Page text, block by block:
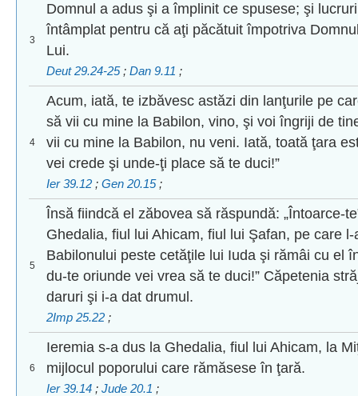
3
Domnul a adus şi a împlinit ce spusese; şi
întâmplat pentru că aţi păcătuit împotriva
Lui.
Deut 29.24-25 ; Dan 9.11 ;
4
Acum, iată, te izbăvesc astăzi din lanţurile pe
să vii cu mine la Babilon, vino, şi voi îngriji de
vii cu mine la Babilon, nu veni. Iată, toată ţara
vei crede şi unde-ţi place să te duci!”
Ier 39.12 ; Gen 20.15 ;
5
Însă fiindcă el zăbovea să răspundă: „Întoarce-
Ghedalia, fiul lui Ahicam, fiul lui Şafan, pe care
Babilonului peste cetăţile lui Iuda şi rămâi cu el
du-te oriunde vei vrea să te duci!” Căpetenia
daruri şi i-a dat drumul.
2Imp 25.22 ;
6
Ieremia s-a dus la Ghedalia, fiul lui Ahicam, la
mijlocul poporului care rămăsese în ţară.
Ier 39.14 ; Jude 20.1 ;